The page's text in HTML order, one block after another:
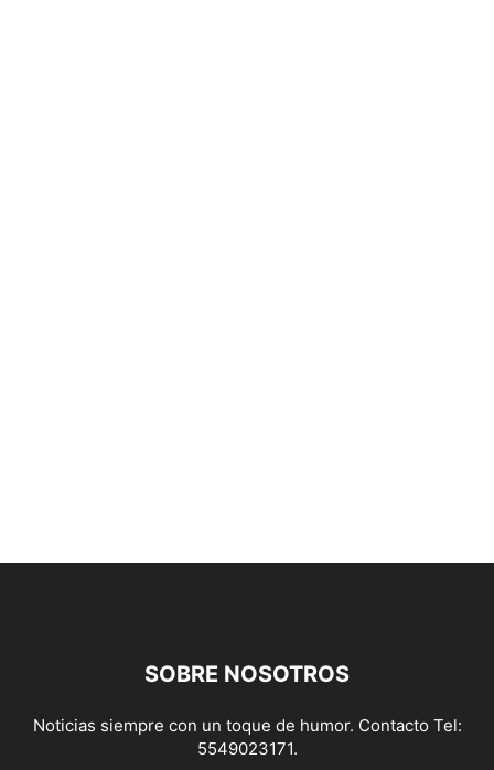
SOBRE NOSOTROS
Noticias siempre con un toque de humor. Contacto Tel:
5549023171.